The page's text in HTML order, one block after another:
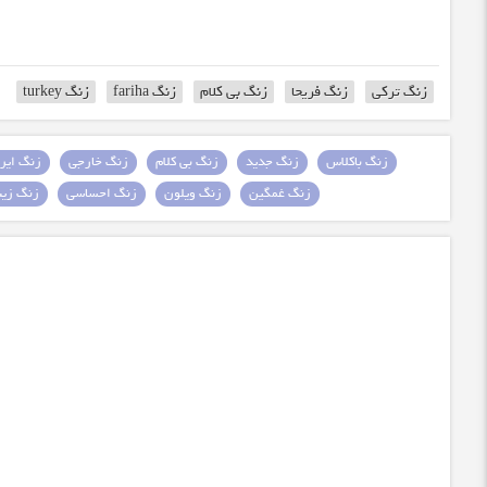
زنگ ترکی زنگ فریحا زنگ بی کلام زنگ fariha زنگ turkey
زنگ باکلاس زنگ جدید زنگ بی کلام زنگ خارجی زنگ
زنگ غمگین
زنگ ویلون زنگ احساسی زنگ